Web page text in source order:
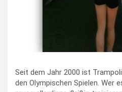
Seit dem Jahr 2000 ist
den Olympischen Spielen. Wer